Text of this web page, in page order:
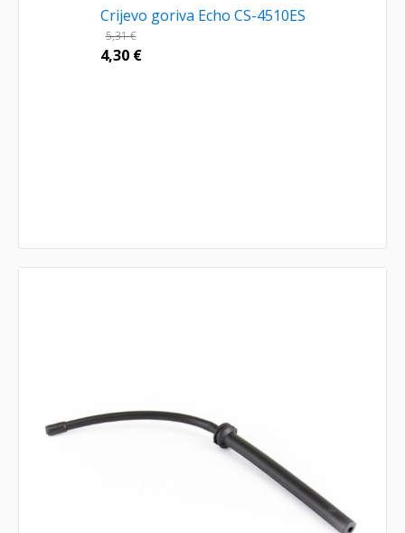
Crijevo goriva Echo CS-4510ES
5,31€
4,30 €